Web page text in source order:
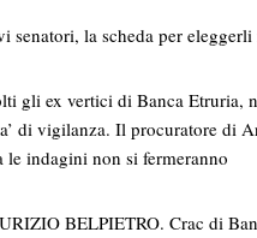
senatori, la scheda per eleggerli
gli ex vertici di Banca Etruria,
di vigilanza. Il procuratore di
le indagini non si fermeranno
BELPIETRO. Crac di